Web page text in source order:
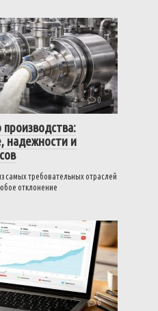
0
надежности и
самых требовательных отраслей
отклонение
0